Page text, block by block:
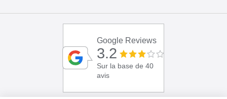
Google Reviews
3.2
Sur la base de 40
avis